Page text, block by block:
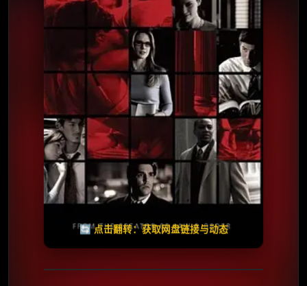
🔄 点击翻转：获取网盘链接与动态
夸克网盘
🧧️